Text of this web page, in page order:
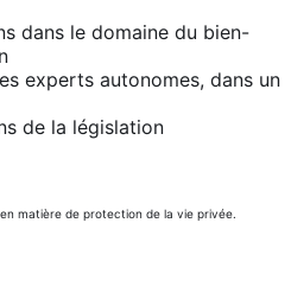
dans le domaine du bien-
experts autonomes, dans un
de la législation
matière de protection de la vie privée.